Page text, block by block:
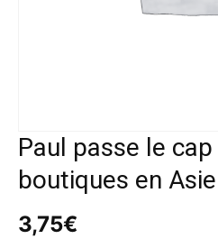
Paul passe le
boutiques en Asie
3,75€